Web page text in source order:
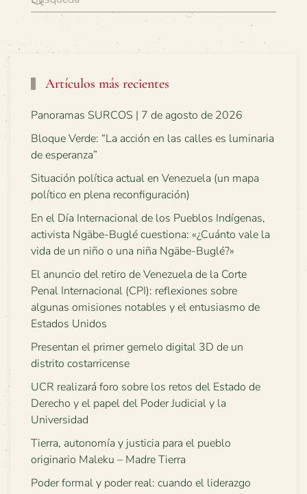
Artículos más recientes
Panoramas SURCOS | 7 de agosto de 2026
Bloque Verde: “La acción en las calles es luminaria
de esperanza”
Situación política actual en Venezuela (un mapa
político en plena reconfiguración)
En el Día Internacional de los Pueblos Indígenas,
activista Ngäbe-Buglé cuestiona: «¿Cuánto vale la
vida de un niño o una niña Ngäbe-Buglé?»
El anuncio del retiro de Venezuela de la Corte
Penal Internacional (CPI): reflexiones sobre
algunas omisiones notables y el entusiasmo de
Estados Unidos
Presentan el primer gemelo digital 3D de un
distrito costarricense
UCR realizará foro sobre los retos del Estado de
Derecho y el papel del Poder Judicial y la
Universidad
Tierra, autonomía y justicia para el pueblo
originario Maleku – Madre Tierra
Poder formal y poder real: cuando el liderazgo